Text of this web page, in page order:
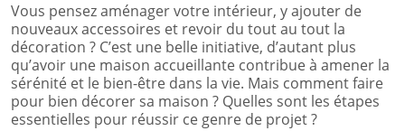
Vous pensez aménager votre intérieur, y ajouter de
nouveaux accessoires et revoir du tout au tout la
décoration ? C’est une belle initiative, d’autant plus
qu’avoir une maison accueillante contribue à amener la
sérénité et le bien-être dans la vie. Mais comment faire
pour bien décorer sa maison ? Quelles sont les étapes
essentielles pour réussir ce genre de projet ?